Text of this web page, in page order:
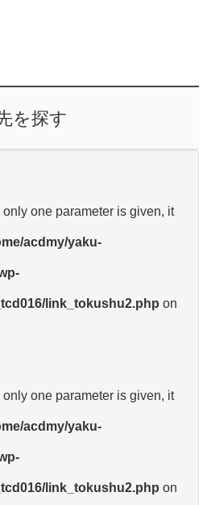
を探す
only one parameter is given, it
acdmy/yaku-
link_tokushu2.php on
only one parameter is given, it
acdmy/yaku-
link_tokushu2.php on